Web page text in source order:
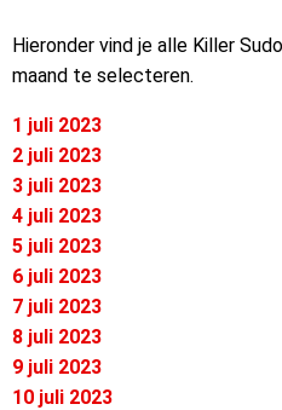
Hieronder vind je alle Killer
maand te selecteren.
1 juli 2023
2 juli 2023
3 juli 2023
4 juli 2023
5 juli 2023
6 juli 2023
7 juli 2023
8 juli 2023
9 juli 2023
10 juli 2023